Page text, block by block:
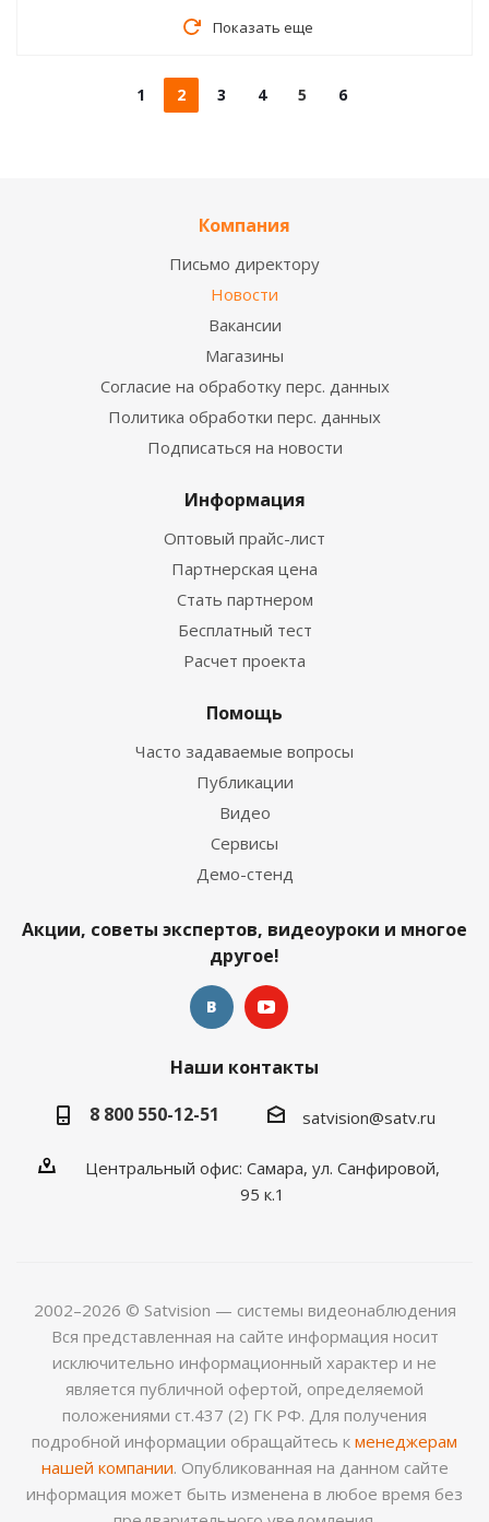
Показать еще
1 2 3 4 5 6
Компания
Письмо директору
Новости
Вакансии
Магазины
Согласие на обработку перс. данных
Политика обработки перс. данных
Подписаться на новости
Информация
Оптовый прайс-лист
Партнерская цена
Стать партнером
Бесплатный тест
Расчет проекта
Помощь
Часто задаваемые вопросы
Публикации
Видео
Сервисы
Демо-стенд
Акции, советы экспертов, видеоуроки и многое
другое!
Наши контакты
8 800 550-12-51
satvision@satv.ru
Центральный офис: Самара, ул. Санфировой,
95 к.1
2002–2026 © Satvision — системы видеонаблюдения
Вся представленная на сайте информация носит
исключительно информационный характер и не
является публичной офертой, определяемой
положениями ст.437 (2) ГК РФ. Для получения
подробной информации обращайтесь к менеджерам
нашей компании. Опубликованная на данном сайте
информация может быть изменена в любое время без